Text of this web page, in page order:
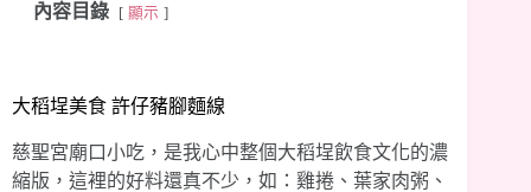
內容目錄 顯示
大稻埕美食 許仔豬腳麵線
慈聖宮廟口小吃，是我心中整個大稻埕飲食文化的濃
縮版，這裡的好料還真不少，如：雞捲、葉家肉粥、